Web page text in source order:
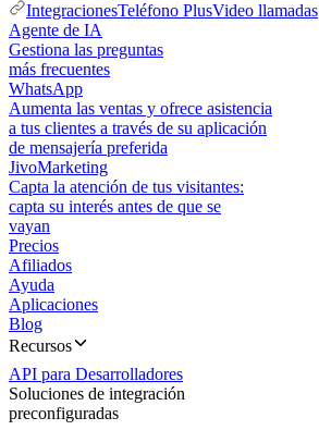
IntegracionesTeléfono PlusVideo llamadas
Agente de IA
Gestiona las preguntas
más frecuentes
WhatsApp
Aumenta las ventas y ofrece asistencia
a tus clientes a través de su aplicación
de mensajería preferida
JivoMarketing
Capta la atención de tus visitantes:
capta su interés antes de que se
vayan
Precios
Afiliados
Ayuda
Aplicaciones
Blog
Recursos
API para Desarrolladores
Soluciones de integración
preconfiguradas